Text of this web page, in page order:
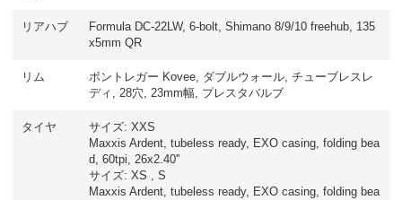
リアハブ
Formula DC-22LW, 6-bolt, Shimano 8/9/10 freehub, 135
x5mm QR
リム
ボントレガー Kovee, ダブルウォール, チューブレスレ
ディ, 28穴, 23mm幅, プレスタバルブ
タイヤ
サイズ: XXS
Maxxis Ardent, tubeless ready, EXO casing, folding bea
d, 60tpi, 26x2.40''
サイズ: XS , S
Maxxis Ardent, tubeless ready, EXO casing, folding bea